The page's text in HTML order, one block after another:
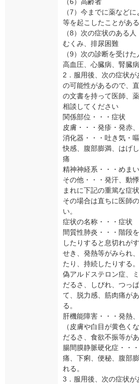
（6）高齢者
（7）今までに薬など
等を起こしたことがあ
（8）次の症状のある人
むくみ、排尿困難
（9）次の診断を受けた
高血圧、心臓病、腎臓
2．服用後、次の症状が
の可能性があるので、
の文書を持って医師、
相談してください
関係部位・・・症状
皮膚・・・発疹・発赤
消化器・・・吐き気・
快感、腹部膨満、はげ
痛
精神神経系・・・めまい
その他・・・発汗、動
まれに下記の重篤な症
その場合は直ちに医師
い。
症状の名称・・・症状
間質性肺炎・・・階段
したりすると息切れが
せき、発熱等がみられ
たり、持続したりする。
偽アルドステロン症、
だるさ、しびれ、つっ
て、脱力感、筋肉痛が
る。
肝機能障害・・・発熱
（皮膚や白目が黄色く
だるさ、食欲不振等があ
腸間膜静脈硬化症・・
痛、下痢、便秘、腹部
れる。
3．服用後、次の症状